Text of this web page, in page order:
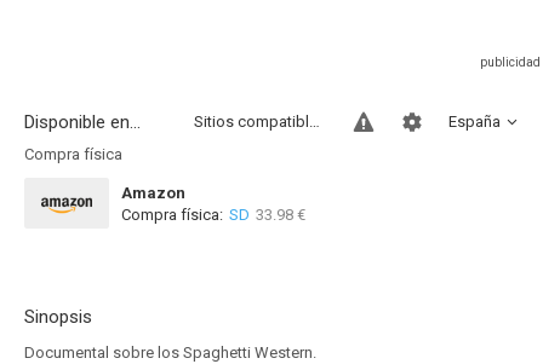
Disponible en... España
Sitios compatibles
Compra física
Amazon
Compra física: SD 33.98 €
Sinopsis
Documental sobre los Spaghetti Western.